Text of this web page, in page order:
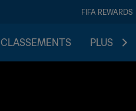
FIFA REWARDS
CLASSEMENTS PLUS